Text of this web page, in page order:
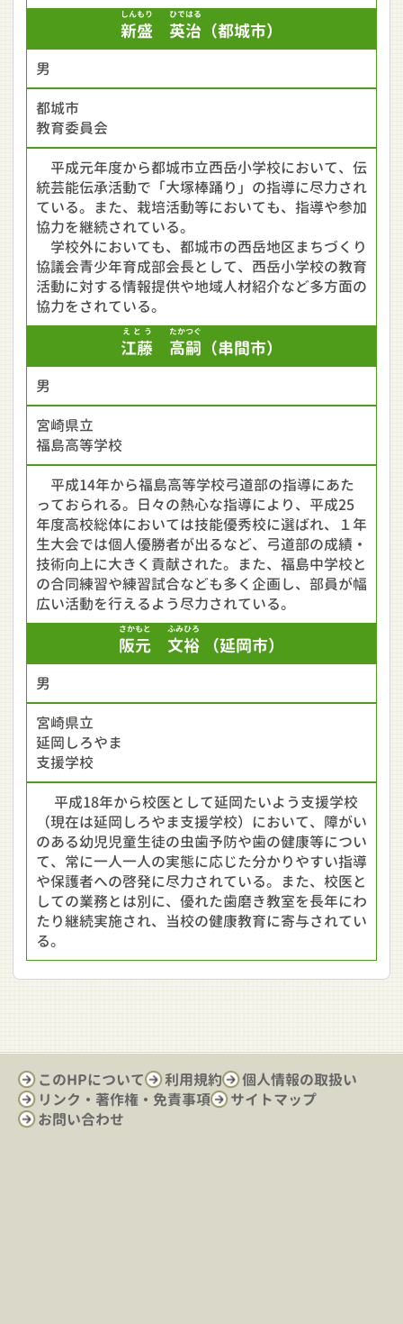
新盛
しんもり
英治
ひではる
（都城市）
男
都城市
教育委員会
平成元年度から都城市立西岳小学校において、伝
統芸能伝承活動で「大塚棒踊り」の指導に尽力され
ている。また、栽培活動等においても、指導や参加
協力を継続されている。
学校外においても、都城市の西岳地区まちづくり
協議会青少年育成部会長として、西岳小学校の教育
活動に対する情報提供や地域人材紹介など多方面の
協力をされている。
江藤
えとう
高嗣
たかつぐ
（串間市）
男
宮崎県立
福島高等学校
平成14年から福島高等学校弓道部の指導にあた
っておられる。日々の熱心な指導により、平成25
年度高校総体においては技能優秀校に選ばれ、１年
生大会では個人優勝者が出るなど、弓道部の成績・
技術向上に大きく貢献された。また、福島中学校と
の合同練習や練習試合なども多く企画し、部員が幅
広い活動を行えるよう尽力されている。
阪元
さかもと
文裕
ふみひろ
（延岡市）
男
宮崎県立
延岡しろやま
支援学校
（現在は延岡しろやま支援学校）において、障がい
のある幼児児童生徒の虫歯予防や歯の健康等につい
て、常に一人一人の実態に応じた分かりやすい指導
や保護者への啓発に尽力されている。また、校医と
しての業務とは別に、優れた歯磨き教室を長年にわ
たり継続実施され、当校の健康教育に寄与されてい
る。
このHPについて 利用規約
個人情報の取扱い
リンク・著作権・免責事項
サイトマップ
お問い合わせ